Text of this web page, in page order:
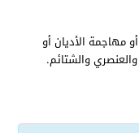
مهاجمة الأديان أو
والشتائم.